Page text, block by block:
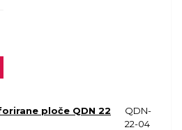
ploče QDN 22
QDN-
22-04